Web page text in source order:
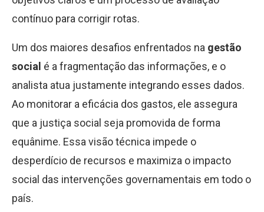
contínuo para corrigir rotas.
Um dos maiores desafios enfrentados na gestão
social é a fragmentação das informações, e o
analista atua justamente integrando esses dados.
Ao monitorar a eficácia dos gastos, ele assegura
que a justiça social seja promovida de forma
equânime. Essa visão técnica impede o
desperdício de recursos e maximiza o impacto
social das intervenções governamentais em todo o
país.